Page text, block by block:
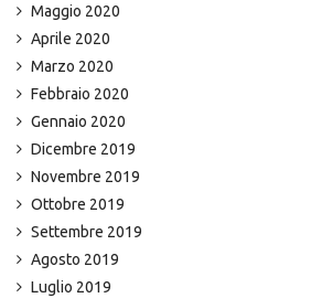
Maggio 2020
Aprile 2020
Marzo 2020
Febbraio 2020
Gennaio 2020
Dicembre 2019
Novembre 2019
Ottobre 2019
Settembre 2019
Agosto 2019
Luglio 2019